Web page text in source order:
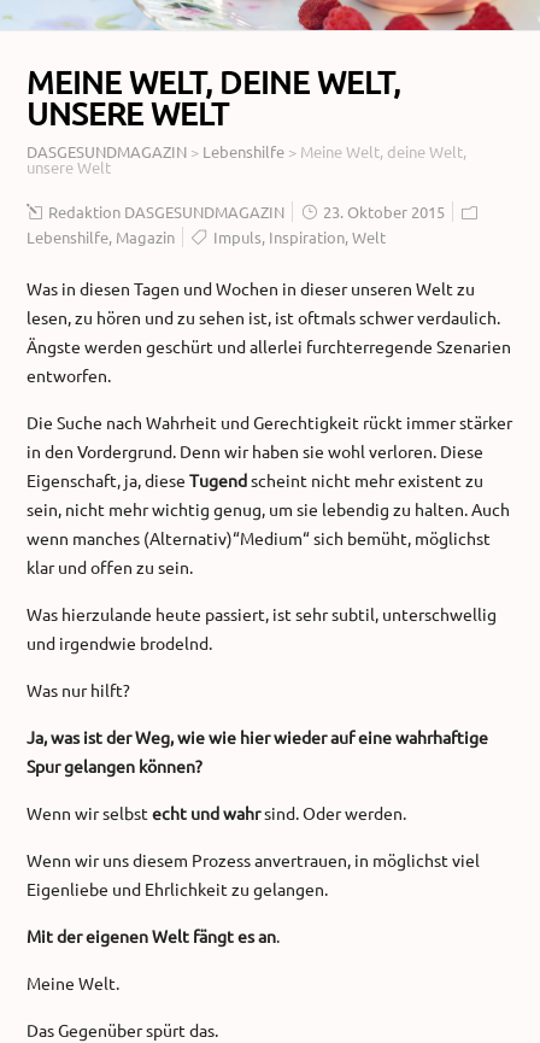
MEINE WELT, DEINE WELT,
UNSERE WELT
DASGESUNDMAGAZIN > Lebenshilfe > Meine Welt, deine Welt,
unsere Welt
Redaktion DASGESUNDMAGAZIN
23. Oktober 2015
Lebenshilfe, Magazin Impuls, Inspiration,Welt
Was in diesen Tagen und Wochen in dieser unseren Welt zu
lesen, zu hören und zu sehen ist, ist oftmals schwer verdaulich.
Ängste werden geschürt und allerlei furchterregende Szenarien
entworfen.
Die Suche nach Wahrheit und Gerechtigkeit rückt immer stärker
in den Vordergrund. Denn wir haben sie wohl verloren. Diese
Eigenschaft, ja, dieseTugendscheint nicht mehr existent zu
sein, nicht mehr wichtig genug, um sie lebendig zu halten. Auch
wenn manches (Alternativ)“Medium“ sich bemüht, möglichst
klar und offen zu sein.
Was hierzulande heute passiert, ist sehr subtil, unterschwellig
und irgendwie brodelnd.
Was nur hilft?
Ja, was ist der Weg, wie wie hier wieder auf eine wahrhaftige
Spur gelangen können?
Wenn wir selbstecht und wahrsind. Oder werden.
Wenn wir uns diesem Prozess anvertrauen, in möglichst viel
Eigenliebe und Ehrlichkeit zu gelangen.
Mit der eigenen Welt fängt es an.
Meine Welt.
Das Gegenüber spürt das.